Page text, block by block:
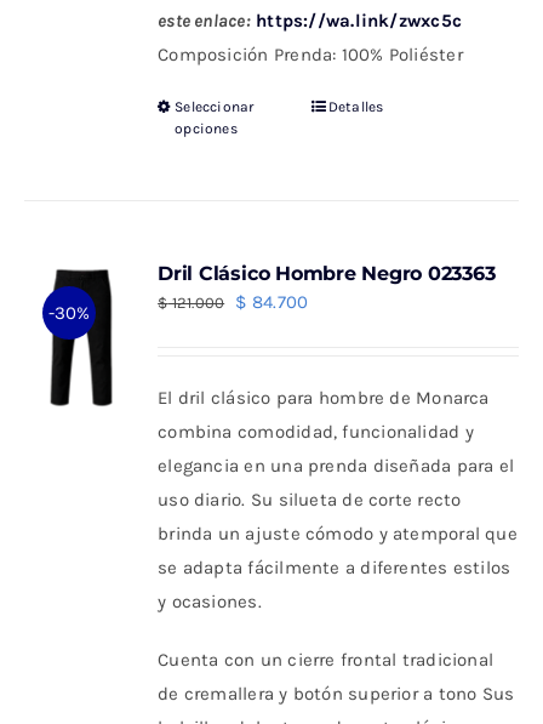
este enlace: https://wa.link/zwxc5c
Composición Prenda: 100% Poliéster
Seleccionar
opciones
Este
Las
Detalles
-30%
Dril Clásico Hombre Negro 023363
$121.000
El
era:
$ 121.000.
$ 84.700
es:
$ 84.700.
El dril clásico para hombre de Monarca
combina comodidad, funcionalidad y
elegancia en una prenda diseñada para el
uso diario. Su silueta de corte recto
brinda un ajuste cómodo y atemporal que
se adapta fácilmente a diferentes estilos
y ocasiones.
Cuenta con un cierre frontal tradicional
de cremallera y botón superior a tono Sus